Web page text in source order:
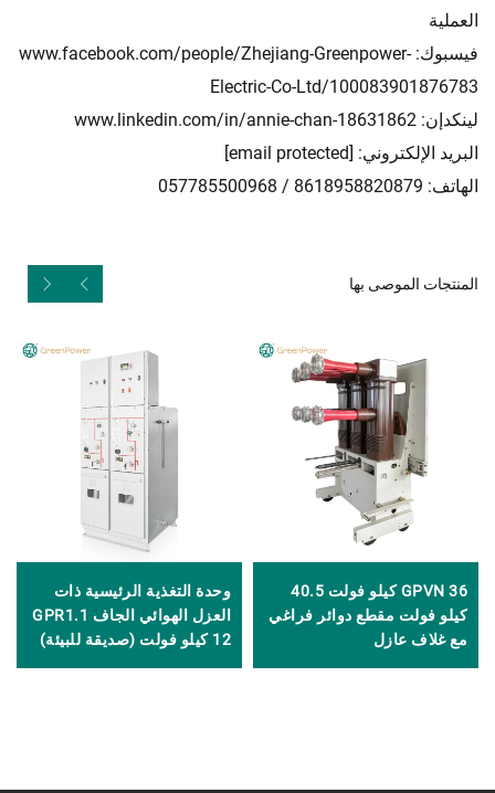
العملية
فيسبوك:www.facebook.com/people/Zhejiang-Greenpower-
Electric-Co-Ltd/100083901876783
لينكدإن: www.linkedin.com/in/annie-chan-18631862
البريد الإلكتروني: [email protected]
الهاتف: 8618958820879 / 057785500968
المنتجات الموصى بها
GPVN 36 كيلو فولت 40.5
كيلو فولت مقطع دوائر فراغي
مع غلاف عازل
وحدة التغذية الرئيسية ذات
العزل الهوائي الجاف GPR1.1
12 كيلو فولت (صديقة للبيئة)